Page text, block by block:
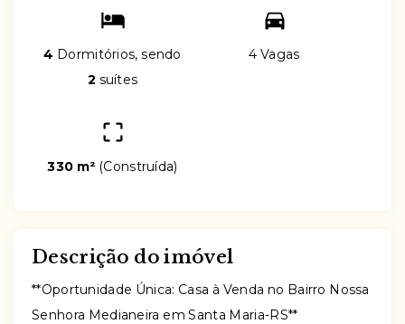
4 Dormitórios, sendo
2 suítes
4 Vagas
330 m² (Construída)
Descrição do imóvel
**Oportunidade Única: Casa à Venda no Bairro Nossa
Senhora Medianeira em Santa Maria-RS**